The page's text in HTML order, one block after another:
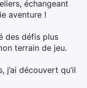
échangeant
aventure !
des défis plus
terrain de jeu.
découvert qu’il